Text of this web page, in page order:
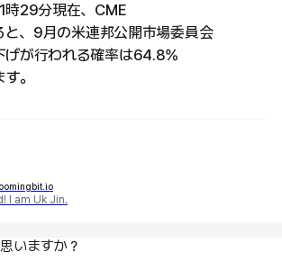
時29分現在、CME
、9月の米連邦公開市場委員会
げが行われる確率は64.8%
。
I am Uk Jin.
いますか？